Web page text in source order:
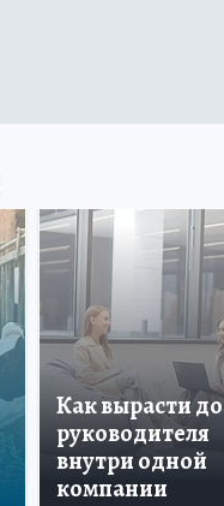
Как вырасти до
руководителя
внутри одной
компании